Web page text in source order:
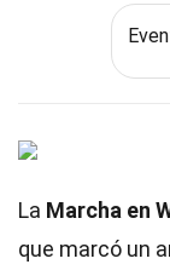
La Marcha en
que marcó un